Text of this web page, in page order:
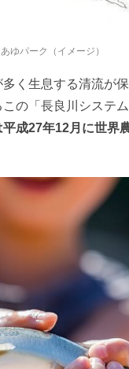
ゆパーク（イメージ）
く生息する清流が
の「長良川システ
平成27年12月に世界